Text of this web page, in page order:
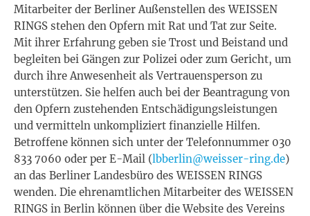
Mitarbeiter der Berliner Außenstellen des WEISSEN
RINGS stehen den Opfern mit Rat und Tat zur Seite.
Mit ihrer Erfahrung geben sie Trost und Beistand und
begleiten bei Gängen zur Polizei oder zum Gericht, um
durch ihre Anwesenheit als Vertrauensperson zu
unterstützen. Sie helfen auch bei der Beantragung von
den Opfern zustehenden Entschädigungsleistungen
und vermitteln unkompliziert finanzielle Hilfen.
Betroffene können sich unter der Telefonnummer 030
833 7060 oder per E-Mail (lbberlin@weisser-ring.de)
an das Berliner Landesbüro des WEISSEN RINGS
wenden. Die ehrenamtlichen Mitarbeiter des WEISSEN
RINGS in Berlin können über die Website des Vereins